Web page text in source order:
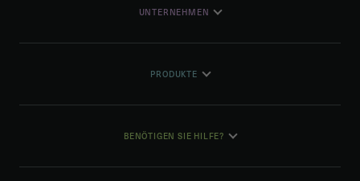
UNTERNEHMEN
PRODUKTE
BENÖTIGEN SIE HILFE?